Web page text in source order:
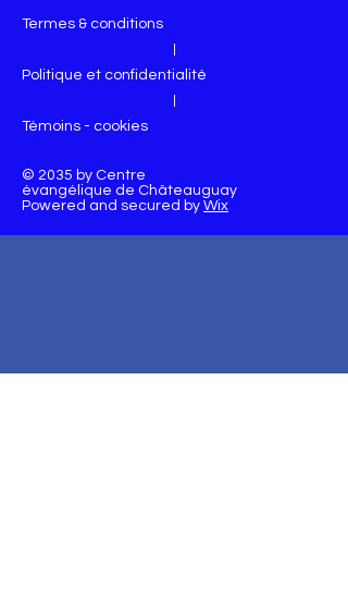
Termes & conditions
Politique et confidentialité
Témoins - cookies
© 2035 by Centre
évangélique de Châteauguay
Powered and secured by Wix